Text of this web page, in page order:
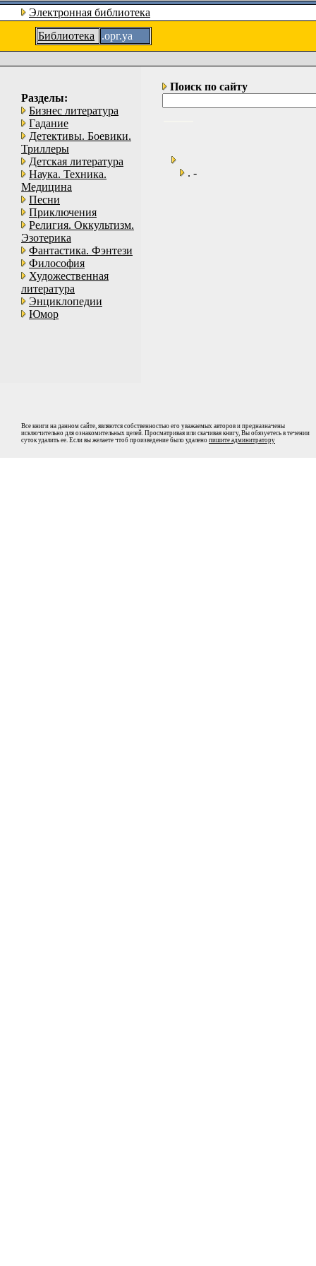
Электронная библиотека
Библиотека
.орг.уа
Разделы:
Бизнес литература
Гадание
Детективы. Боевики.
Триллеры
Детская литература
Наука. Техника.
Медицина
Песни
Приключения
Религия. Оккультизм.
Эзотерика
Фантастика. Фэнтези
Философия
Художественная
литература
Энциклопедии
Юмор
Поиск по сайту
. -
Все книги на данном сайте, являются собственностью его уважаемых авторов и предназначены
исключительно для ознакомительных целей. Просматривая или скачивая книгу, Вы обязуетесь в течении
суток удалить ее. Если вы желаете чтоб произведение было удалено пишите админитратору